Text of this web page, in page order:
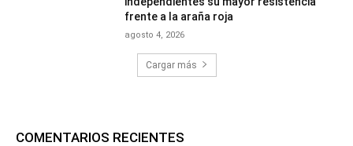
frente a la araña roja
agosto 4, 2026
Cargar más
COMENTARIOS RECIENTES